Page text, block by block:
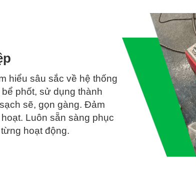
những hành vi lừa đảo gây nhiều tổn thất về tiền
hiểu những lo lắng này và luôn nỗ lực mang đến
vụ của chúng tôi với mức giá rẻ cạnh tranh. Nếu
để được tư vấn miễn phí nhanh chóng. Tấn Phát luôn
hiểu sâu sắc về hệ thống
phốt, sử dụng thành
sẽ, gọn gàng. Đảm
Luôn sẵn sàng phục
hoạt động.